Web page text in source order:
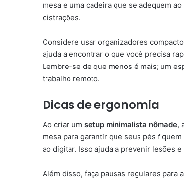
mesa e uma cadeira que se adequem
distrações.
Considere usar organizadores
ajuda a encontrar o que você precisa
Lembre-se de que menos é mais; um
trabalho remoto.
Dicas de ergonomia
Ao criar um setup minimalista nômade,
mesa para garantir que seus pés
ao digitar. Isso ajuda a prevenir lesões
Além disso, faça pausas regulares para